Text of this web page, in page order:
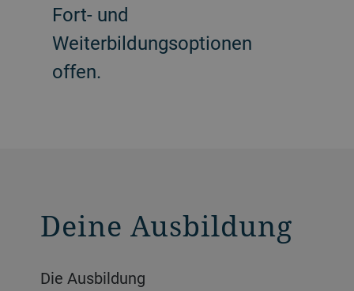
Fort- und
Weiterbildungsoptionen
offen.
Deine Ausbildung
Die Ausbildung